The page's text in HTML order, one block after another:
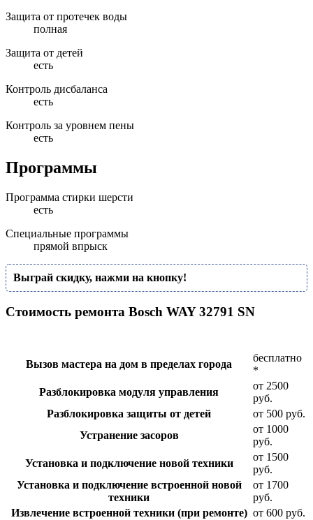
Защита от протечек воды
полная
Защита от детей
есть
Контроль дисбаланса
есть
Контроль за уровнем пены
есть
Программы
Программа стирки шерсти
есть
Специальные программы
прямой впрыск
Выграй скидку, нажми на кнопку!
Стоимость ремонта Bosch WAY 32791 SN
Вызов мастера на дом в пределах города
бесплатно
*
Разблокировка модуля управления
от 2500
руб.
Разблокировка защиты от детей
от 500 руб.
Устранение засоров
от 1000
руб.
Установка и подключение новой техники
от 1500
руб.
Установка и подключение встроенной новой
техники
от 1700
руб.
Извлечение встроенной техники (при ремонте) от 600 руб.